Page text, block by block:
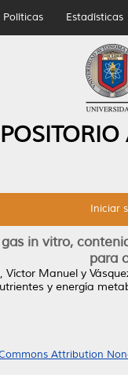
Políticas Estadísticas
Iniciar
in vitro,
para
Víctor Manuel y
y energía
Attribution